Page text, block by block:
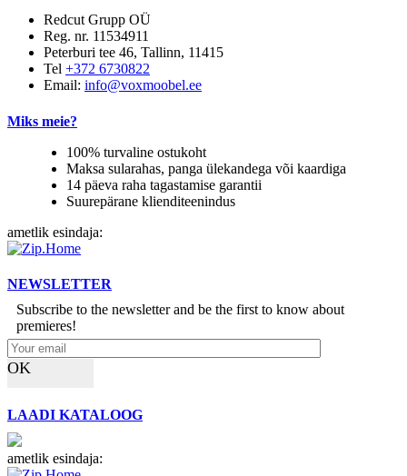
Redcut Grupp OÜ
Reg. nr. 11534911
Peterburi tee 46, Tallinn, 11415
Tel +372 6730822
Email: info@voxmoobel.ee
Miks meie?
100% turvaline ostukoht
Maksa sularahas, panga ülekandega või kaardiga
14 päeva raha tagastamise garantii
Suurepärane klienditeenindus
ametlik esindaja:
NEWSLETTER
Subscribe to the newsletter and be the first to know about
premieres!
OK
LAADI KATALOOG
ametlik esindaja: